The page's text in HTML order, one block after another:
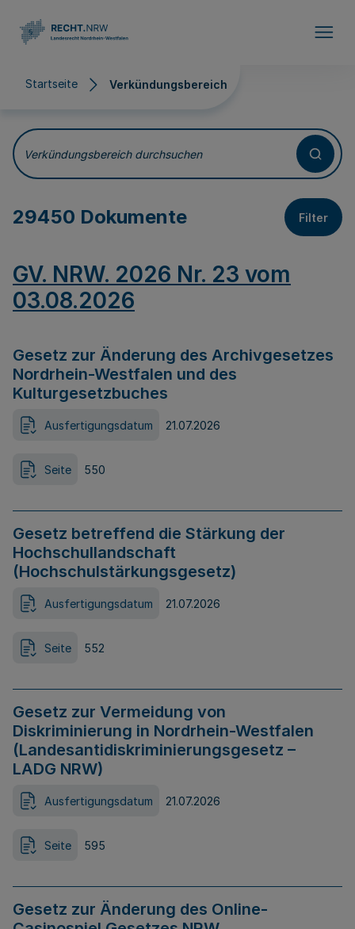
Startseite Verkündungsbereich
Verkündungsbereich
Verkündungsbereich durchsuchen
29450 Dokumente Filter
GV. NRW. 2026 Nr. 23 vom
03.08.2026
Gesetz zur Änderung des Archivgesetzes
Nordrhein-Westfalen und des
Kulturgesetzbuches
Ausfertigungsdatum 21.07.2026
Seite 550
Gesetz betreffend die Stärkung der
Hochschullandschaft
(Hochschulstärkungsgesetz)
Ausfertigungsdatum 21.07.2026
Seite 552
Gesetz zur Vermeidung von
Diskriminierung in Nordrhein-Westfalen
(Landesantidiskriminierungsgesetz –
LADG NRW)
Ausfertigungsdatum 21.07.2026
Seite 595
Gesetz zur Änderung des Online-